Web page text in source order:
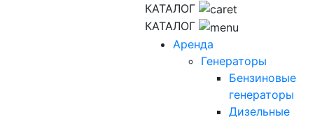
КАТАЛОГ
КАТАЛОГ
Аренда
Генераторы
Бензиновые
генераторы
Дизельные